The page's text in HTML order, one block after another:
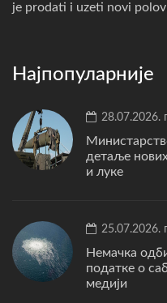
je prodati i uzeti novi
Најпопуларније
28.07.2026.
детаље
и луке
25.07.2026.
Немачка
податке о
медији